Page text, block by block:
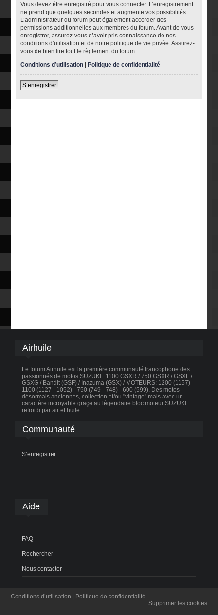
Vous devez être enregistré pour vous connecter. L’enregistrement
ne prend que quelques secondes et augmente vos possibilités.
L’administrateur du forum peut également accorder des
permissions additionnelles aux membres du forum. Avant de vous
enregistrer, assurez-vous d’avoir pris connaissance de nos
conditions d’utilisation et de notre politique de vie privée. Assurez-
vous de bien lire tout le règlement du forum.
Conditions d’utilisation |Politique de confidentialité
S’enregistrer
Airhuile
Le forum Airhuile est la première communauté francophone des
passionnés de motos SUZUKI : 1100 GSXR / 750 GSXR / GSXF /
GSXG / Bandit (GSF) / Inazuma (GSX) / MOTEURS: 1200 (1157) -
1100 (1127 - 1052) - 750 (749 - 748) - 600 (599). Des motos
désormais anciennes, collection et/ou "vintage" mais avec un
caractère incroyable graçe au légendaire bloc moteur SUZUKI
refroidi par air et huile.
Communauté
S’enregistrer
Aide
FAQ
Rechercher
Nous contacter
Conditions d’utilisation | Politique de confidentialité
Supprimer les cookies